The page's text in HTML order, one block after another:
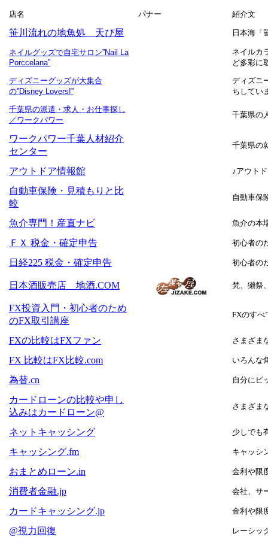
店名 バナー 紹介文
笹川流れの地魚処 天ぴ屋 日本海「
ネイルグッズで自宅サロン”Nail La
Porccelana”
ネイルカ
ど多彩に
ディズニーグッズが大集合
の”Disney Lovers!”
ディズニ
ちしてい
千葉県の派遣・求人・お仕事探し
／ワークパワー
千葉県の
ワークパワー千葉人材紹介
センター
千葉県の
アウトドア情報館 ♪アウト
自動車保険・見積もりと比
較
自動車保
魚介専門！産直ナビ 魚介の本
ＦＸ 税金・確定申告 初心者の
日経225 税金・確定申告 初心者の
日本酒販売店 地酒.COM 梵、獺祭
FX投資入門・初心者のため
のFX取引講座
FXのすべ
FXの比較はFXファン さまざま
FX 比較はFX比較.com いろんな
為替.cn 自分にピ
カードローンの比較や申し
込みはカードローン@
さまざま
ネットキャッシング 少しでも
キャッシング.fm キャッシ
おまとめローン.in 金利や限
消費者金融.jp 会社、サ
カードキャッシング.jp 金利や限
@視力回復 レーシッ